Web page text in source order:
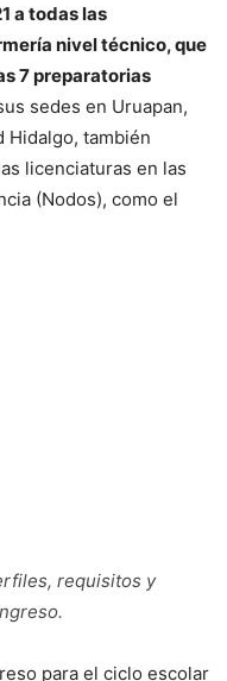
a todas las
nivel técnico, que
7 preparatorias
sedes en Uruapan,
Hidalgo, también
licenciaturas en las
(Nodos), como el
requisitos y
para el ciclo escolar